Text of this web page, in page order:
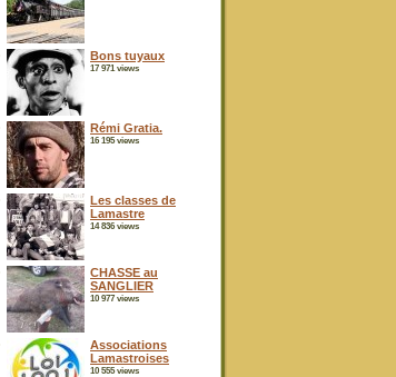
Bons tuyaux
17 971 views
Rémi Gratia.
16 195 views
Les classes de
Lamastre
14 836 views
CHASSE au
SANGLIER
10 977 views
Associations
Lamastroises
10 555 views